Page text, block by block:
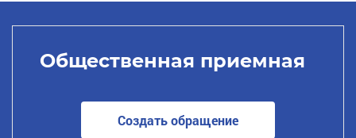
Общественная приемная
Создать обращение